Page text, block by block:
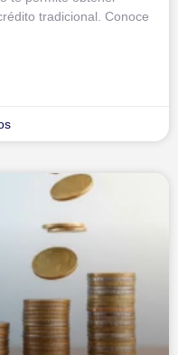
tradicional. Conoce